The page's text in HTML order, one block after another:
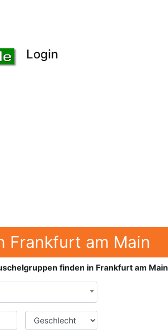
Login
Frankfurt am Main
finden in Frankfurt am Main
Geschlecht